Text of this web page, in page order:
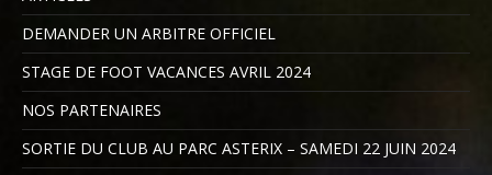
DEMANDER UN ARBITRE OFFICIEL
STAGE DE FOOT VACANCES AVRIL 2024
NOS PARTENAIRES
SORTIE DU CLUB AU PARC ASTERIX – SAMEDI 22 JUIN 2024